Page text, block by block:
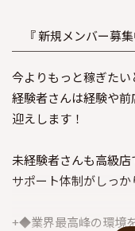
『 新規メンバー募
￣￣￣￣￣￣￣￣￣
今よりもっと稼ぎた
経験者さんは経験や
迎えします！
未経験者さんも高級店
サポート体制がしっか
+◆業界最高峰の環境